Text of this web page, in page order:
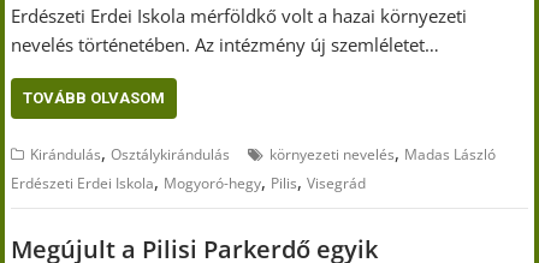
Erdészeti Erdei Iskola mérföldkő volt a hazai környezeti
nevelés történetében. Az intézmény új szemléletet…
TOVÁBB OLVASOM
Kirándulás,Osztálykirándulás környezeti nevelés, Madas László
Erdészeti Erdei Iskola, Mogyoró-hegy, Pilis,Visegrád
Megújult a Pilisi Parkerdő egyik